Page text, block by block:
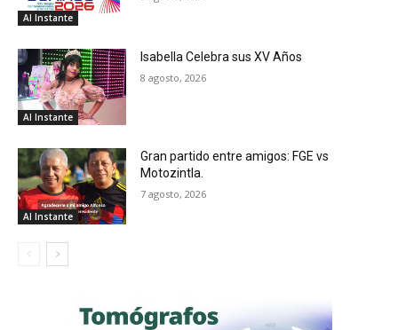
Al Instante
Al Instante
Isabella Celebra sus XV Años
8 agosto, 2026
Al Instante
Gran partido entre amigos: FGE vs
Motozintla.
7 agosto, 2026